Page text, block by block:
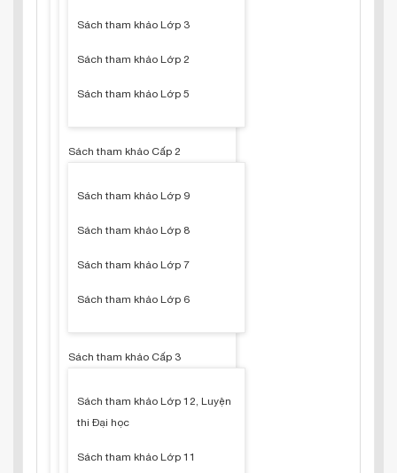
Sách tham khảo Lớp 3
Sách tham khảo Lớp 2
Sách tham khảo Lớp 5
Sách tham khảo Cấp 2
Sách tham khảo Lớp 9
Sách tham khảo Lớp 8
Sách tham khảo Lớp 7
Sách tham khảo Lớp 6
Sách tham khảo Cấp 3
Sách tham khảo Lớp 12, Luyện
thi Đại học
Sách tham khảo Lớp 11